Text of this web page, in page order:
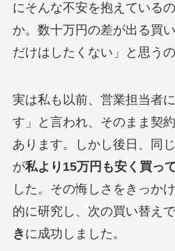
にそんな不安を抱えている
か。数十万円の差が出る買
だけはしたくない」と思う
実は私も以前、営業担当者
す」と言われ、そのまま契
あります。しかし後日、同
が私より15万円も安く買っ
した。その悔しさをきっか
的に研究し、次の買い替え
き に成功しました。